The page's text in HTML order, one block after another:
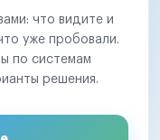
что видите и
уже пробовали.
по системам
решения.